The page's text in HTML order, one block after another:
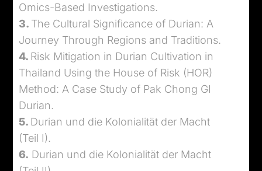
Omics-Based Investigations.
3. The Cultural Significance of Durian: A
Journey Through Regions and Traditions.
4. Risk Mitigation in Durian Cultivation in
Thailand Using the House of Risk (HOR)
Method: A Case Study of Pak Chong GI
Durian.
5. Durian und die Kolonialität der Macht
(Teil I).
6. Durian und die Kolonialität der Macht